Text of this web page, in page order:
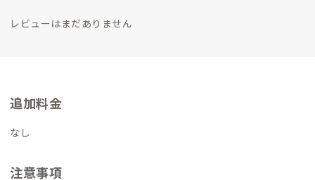
映画・アニメ鑑賞 料理が上手になりたい...🤤
レビューはまだありません
追加料金
なし
注意事項